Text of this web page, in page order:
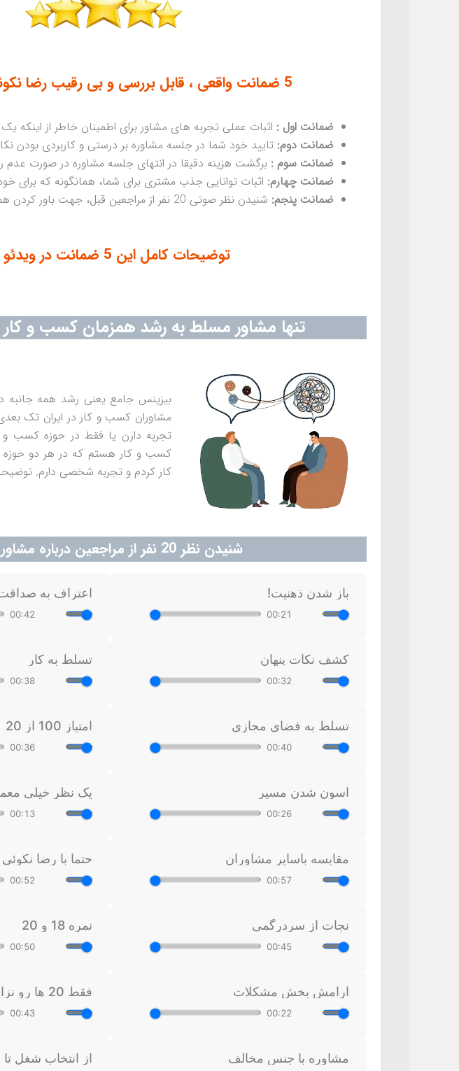
5 ضمانت واقعی ، قابل بررسی و بی رقیب رضا نکوئی در کل کشور
ضمانت اول : اثبات عملی تجربه های مشاور برای اطمینان خاطر از اینکه
ضمانت دوم: تایید خود شما در جلسه مشاوره بر درستی و کاربردی بودن
ضمانت سوم : برگشت هزینه دقیقا در انتهای جلسه مشاوره در صورت عدم
ضمانت چهارم: اثبات توانایی جذب مشتری برای شما، همانگونه که برای
ضمانت پنجم: شنیدن نظر صوتی 20 نفر از مراجعین قبل، جهت باور کردن همه موارد فوق
توضیحات کامل این 5 ضمانت در ویدئو فوق
تنها مشاور مسلط به رشد همزمان کسب و کار
بیزینس جامع یعنی رشد همه جانبه
مشاوران کسب و کار در ایران تک
تجربه دارن یا فقط در حوزه کسب و
کسب و کار هستم که در هر دو
کار کردم و تجربه شخصی دارم.
شنیدن نظر 20 نفر از مراجعین درباره مشاوره با رضا نکوئی